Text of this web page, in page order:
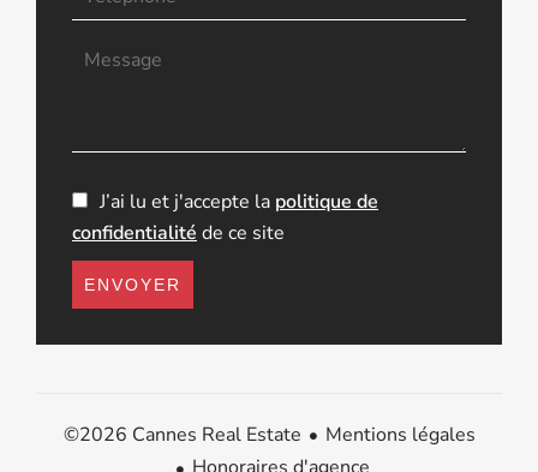
J’ai lu et j'accepte la politique de
confidentialité de ce site
ENVOYER
©2026 Cannes Real Estate
Mentions légales